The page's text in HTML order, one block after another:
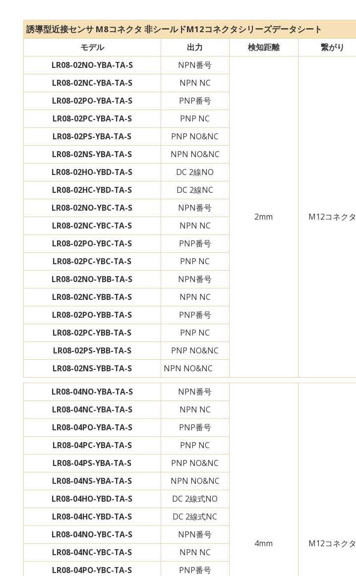
誘導型近接センサ M8コネクタ 非シールドM12コネクタシリーズデータシート
モデル 出力 検知距離 繋がり
LR08-02NO-YBA-TA-S
NPN番号
2mm M12コネクタ
LR08-02NC-YBA-TA-S
NPN NC
LR08-02PO-YBA-TA-S
PNP番号
LR08-02PC-YBA-TA-S
PNP NC
LR08-02PS-YBA-TA-S
PNP NO&NC
LR08-02NS-YBA-TA-S
NPN NO&NC
LR08-02HO-YBD-TA-S
DC 2線NO
LR08-02HC-YBD-TA-S
DC 2線NC
LR08-02NO-YBC-TA-S
NPN番号
LR08-02NC-YBC-TA-S
NPN NC
LR08-02PO-YBC-TA-S
PNP番号
LR08-02PC-YBC-TA-S
PNP NC
LR08-02NO-YBB-TA-S
NPN番号
LR08-02NC-YBB-TA-S
NPN NC
LR08-02PO-YBB-TA-S
PNP番号
LR08-02PC-YBB-TA-S
PNP NC
LR08-02PS-YBB-TA-S
PNP NO&NC
LR08-02NS-YBB-TA-S
NPN NO&NC
LR08-04NO-YBA-TA-S NPN番号
4mm M12コネクタ
LR08-04NC-YBA-TA-S
NPN NC
LR08-04PO-YBA-TA-S
PNP番号
LR08-04PC-YBA-TA-S
PNP NC
LR08-04PS-YBA-TA-S
PNP NO&NC
LR08-04NS-YBA-TA-S
NPN NO&NC
LR08-04HO-YBD-TA-S
DC 2線式NO
LR08-04HC-YBD-TA-S
DC 2線式NC
LR08-04NO-YBC-TA-S
NPN番号
LR08-04NC-YBC-TA-S
NPN NC
LR08-04PO-YBC-TA-S
PNP番号